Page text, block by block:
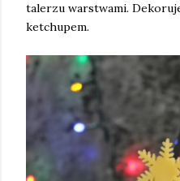
talerzu warstwami.
ketchupem.